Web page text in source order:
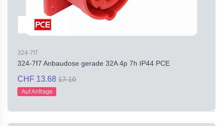
324-7f7
324-7f7 Anbaudose gerade 32A 4p 7h IP44 PCE
CHF 13.68 17.10
Auf Anfrage